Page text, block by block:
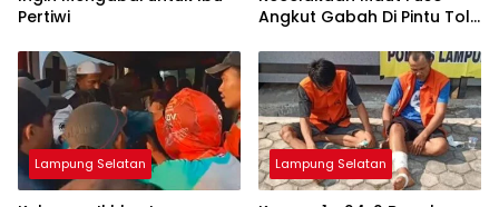
Pertiwi
Angkut Gabah Di Pintu Tol
Lampung Selatan Lampung Selatan